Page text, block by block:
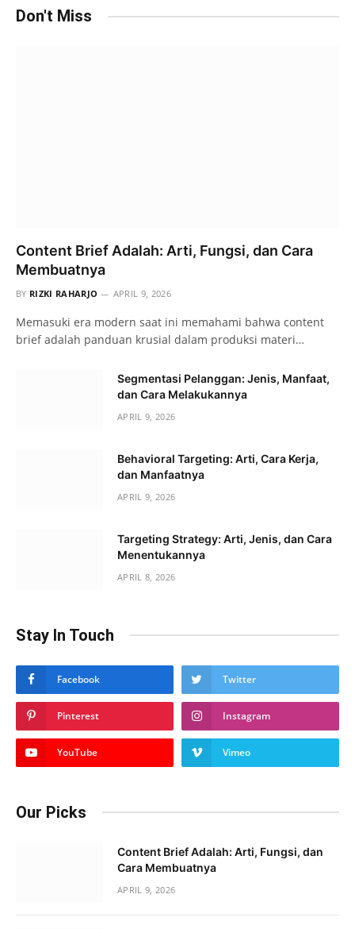
Don't Miss
Content Brief Adalah: Arti, Fungsi, dan Cara
Membuatnya
BY RIZKI RAHARJO APRIL 9, 2026
Memasuki era modern saat ini memahami bahwa content
brief adalah panduan krusial dalam produksi materi…
Segmentasi Pelanggan: Jenis, Manfaat,
dan Cara Melakukannya
APRIL 9, 2026
Behavioral Targeting: Arti, Cara Kerja,
dan Manfaatnya
APRIL 9, 2026
Targeting Strategy: Arti, Jenis, dan Cara
Menentukannya
APRIL 8, 2026
Stay In Touch
Facebook Twitter
Pinterest Instagram
YouTube Vimeo
Our Picks
Content Brief Adalah: Arti, Fungsi, dan
Cara Membuatnya
APRIL 9, 2026